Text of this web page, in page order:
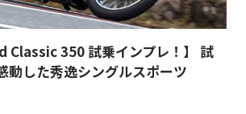
Classic 350 試乗インプレ！】 試
動した秀逸シングルスポーツ